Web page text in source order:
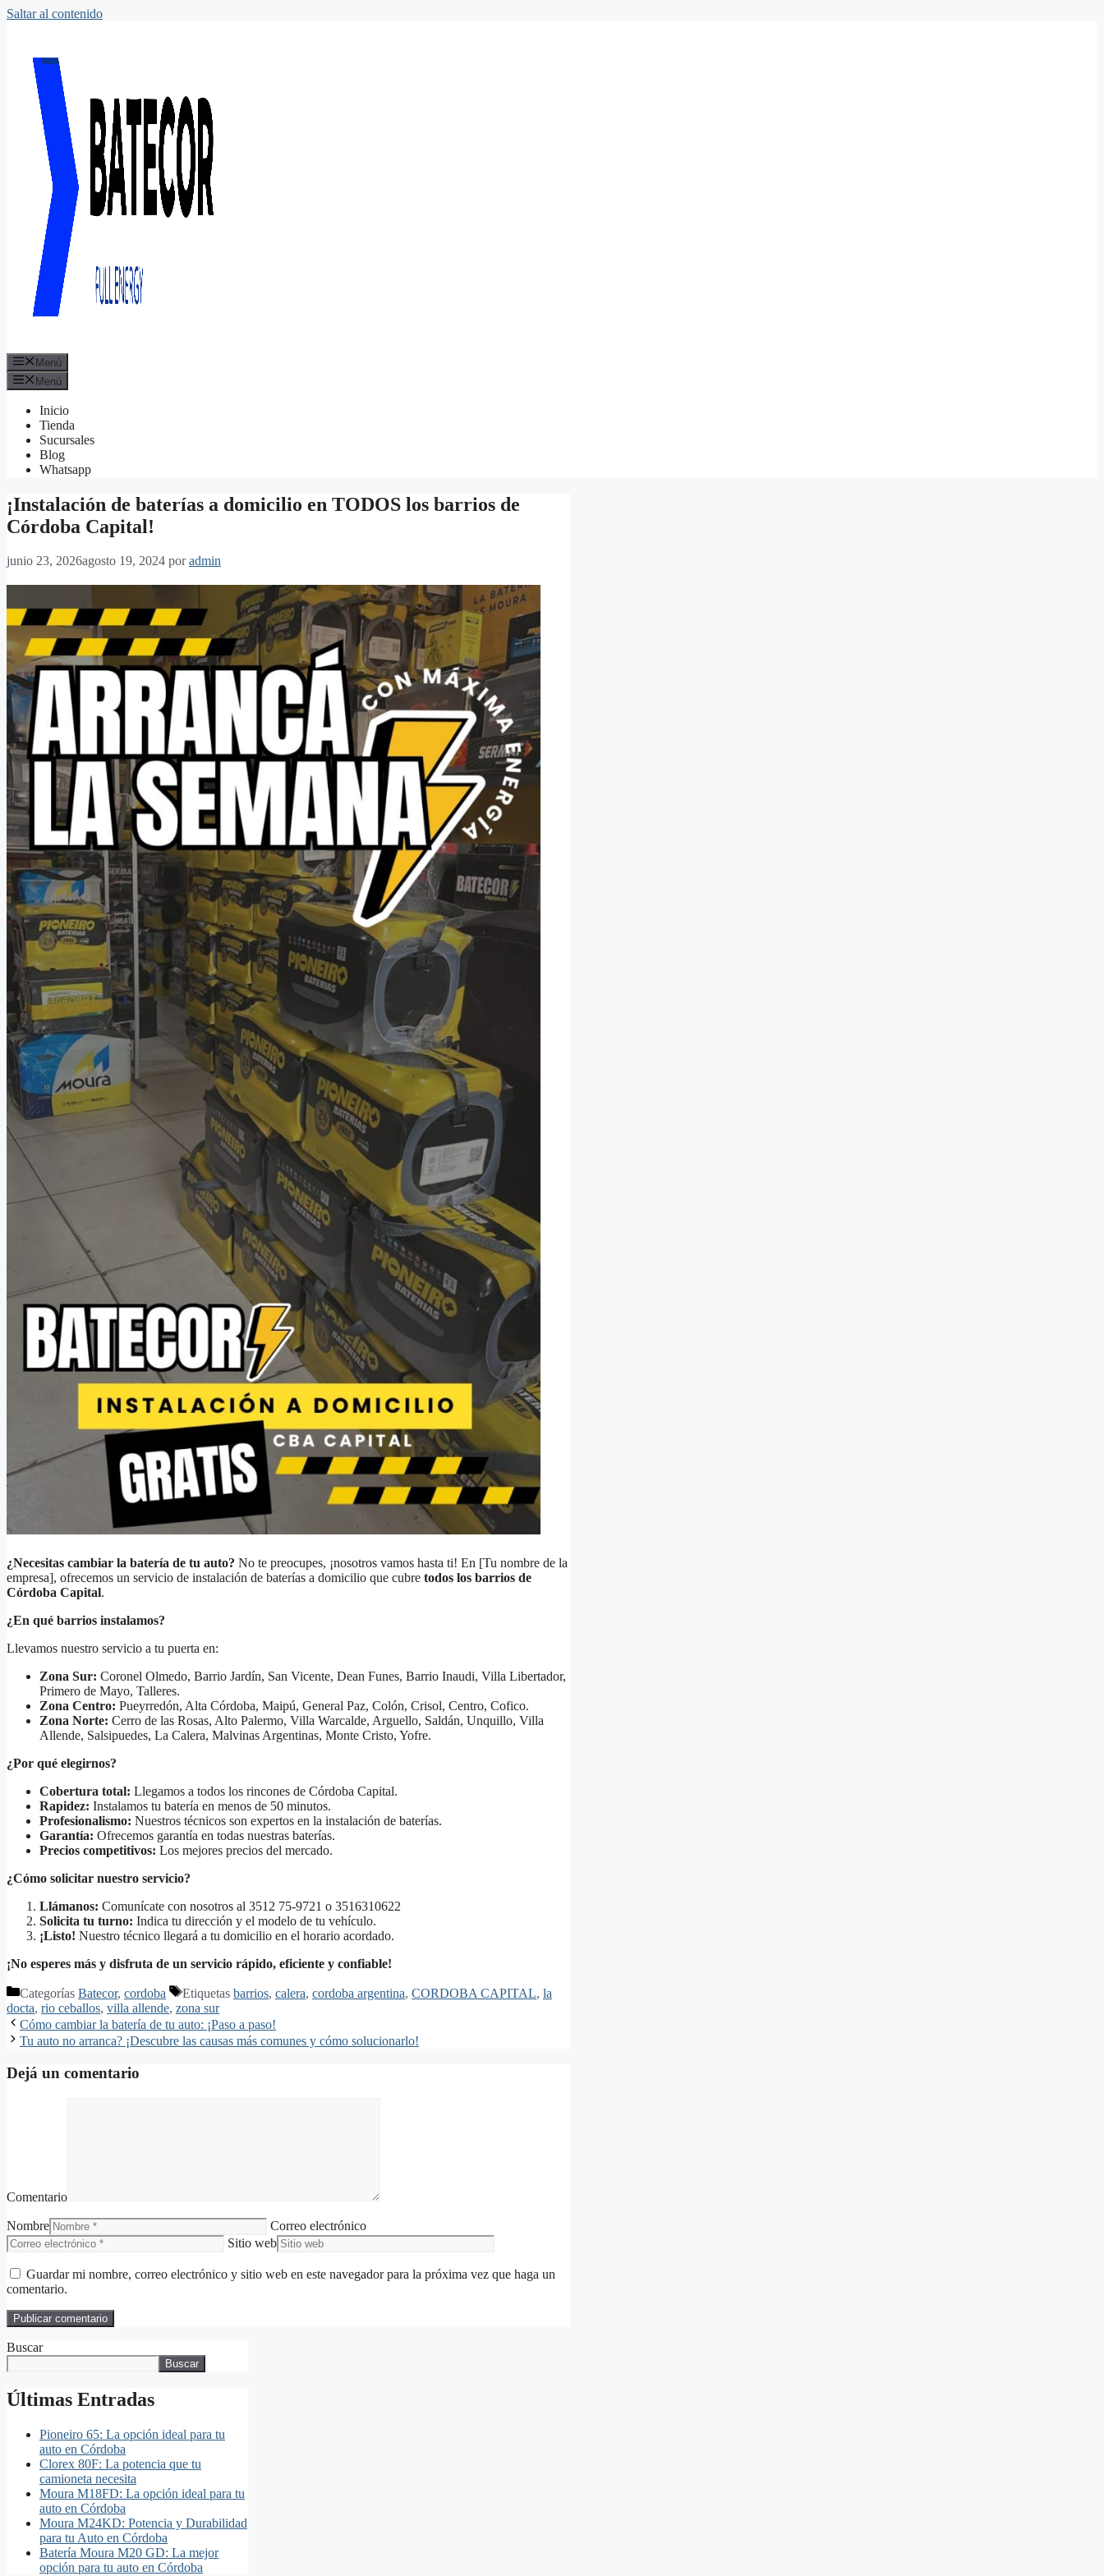
Saltar al contenido
Menú
Menú
Inicio
Tienda
Sucursales
Blog
Whatsapp
¡Instalación de baterías a domicilio en TODOS los barrios de
Córdoba Capital!
junio 23, 2026agosto 19, 2024 poradmin
¿Necesitas cambiar la batería de tu auto? No te preocupes, ¡nosotros vamos hasta ti! En [Tu nombre de la
empresa], ofrecemos un servicio de instalación de baterías a domicilio que cubre todos los barrios de
Córdoba Capital.
¿En qué barrios instalamos?
Llevamos nuestro servicio a tu puerta en:
Zona Sur: Coronel Olmedo, Barrio Jardín, San Vicente, Dean Funes, Barrio Inaudi, Villa Libertador,
Primero de Mayo, Talleres.
Zona Centro: Pueyrredón, Alta Córdoba, Maipú, General Paz, Colón, Crisol, Centro, Cofico.
Zona Norte: Cerro de las Rosas, Alto Palermo, Villa Warcalde, Arguello, Saldán, Unquillo, Villa
Allende, Salsipuedes, La Calera, Malvinas Argentinas, Monte Cristo, Yofre.
¿Por qué elegirnos?
Cobertura total: Llegamos a todos los rincones de Córdoba Capital.
Rapidez: Instalamos tu batería en menos de 50 minutos.
Profesionalismo: Nuestros técnicos son expertos en la instalación de baterías.
Garantía: Ofrecemos garantía en todas nuestras baterías.
Precios competitivos: Los mejores precios del mercado.
¿Cómo solicitar nuestro servicio?
Llámanos: Comunícate con nosotros al 3512 75-9721 o 3516310622
Solicita tu turno: Indica tu dirección y el modelo de tu vehículo.
¡Listo! Nuestro técnico llegará a tu domicilio en el horario acordado.
¡No esperes más y disfruta de un servicio rápido, eficiente y confiable!
Categorías Batecor, cordoba Etiquetas barrios, calera, cordoba argentina, CORDOBA CAPITAL, la
docta, rio ceballos, villa allende, zona sur
Cómo cambiar la batería de tu auto: ¡Paso a paso!
Tu auto no arranca? ¡Descubre las causas más comunes y cómo solucionarlo!
Dejá un comentario
Comentario
Nombre
Correo electrónico
Sitio web
Guardar mi nombre, correo electrónico y sitio web en este navegador para la próxima vez que haga un
comentario.
Buscar
Buscar
Últimas Entradas
Pioneiro 65: La opción ideal para tu
auto en Córdoba
Clorex 80F: La potencia que tu
camioneta necesita
Moura M18FD: La opción ideal para tu
auto en Córdoba
Moura M24KD: Potencia y Durabilidad
para tu Auto en Córdoba
Batería Moura M20 GD: La mejor
opción para tu auto en Córdoba